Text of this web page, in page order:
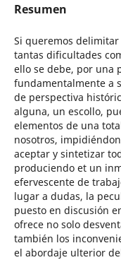
Resumen
Si queremos
tantas dificultades
ello se debe, por una
fundamentalmente a
de perspectiva
alguna, un escollo,
elementos de una
nosotros,
aceptar y sintetizar
produciendo et un
efervescente de
lugar a dudas, la
puesto en discusión
ofrece no solo
también los
el abordaje ulterior